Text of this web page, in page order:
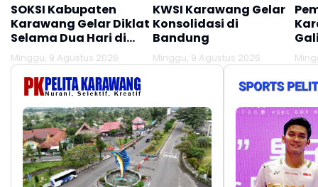
SOKSI Kabupaten
Karawang Gelar Diklat
Selama Dua Hari di
Panglengan
Minggu, 9 Agustus 2026
KWSI Karawang Gelar
Konsolidasi di
Bandung
Minggu, 9 Agustus 2026